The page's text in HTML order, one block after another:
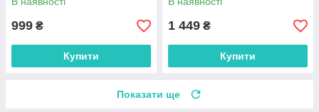
999 ₴
Купити
1 449 ₴
Купити
Показати ще